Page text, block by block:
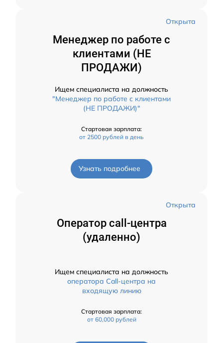
Открыта
Менеджер по работе с
клиентами (НЕ
ПРОДАЖИ)
Ищем специалиста на должность
"Менеджер по работе с клиентами
(НЕ ПРОДАЖИ)"
Стартовая зарплата:
от 2500 рублей в день
Узнать подробнее
Открыта
Оператор call-центра
(удаленно)
Ищем специалиста на должность
оператора Call-центра на
входящую линию
Стартовая зарплата:
от 60,000 рублей